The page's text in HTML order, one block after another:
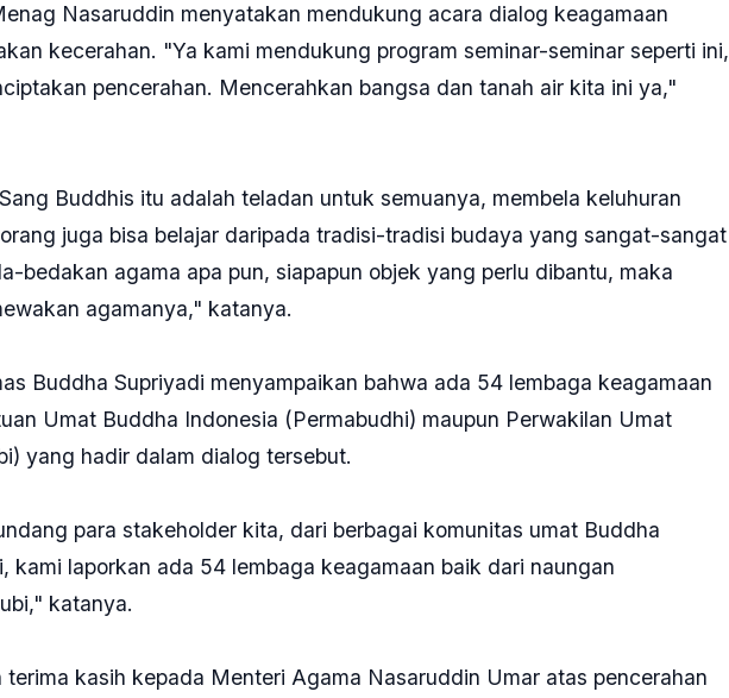
Nasaruddin menyatakan mendukung acara dialog keagamaan
kecerahan. "Ya kami mendukung program seminar-seminar seperti ini,
pencerahan. Mencerahkan bangsa dan tanah air kita ini ya,"
Buddhis itu adalah teladan untuk semuanya, membela keluhuran
juga bisa belajar daripada tradisi-tradisi budaya yang sangat-sangat
bedakan agama apa pun, siapapun objek yang perlu dibantu, maka
agamanya," katanya.
Buddha Supriyadi menyampaikan bahwa ada 54 lembaga keagamaan
Umat Buddha Indonesia (Permabudhi) maupun Perwakilan Umat
yang hadir dalam dialog tersebut.
para stakeholder kita, dari berbagai komunitas umat Buddha
kami laporkan ada 54 lembaga keagamaan baik dari naungan
katanya.
terima kasih kepada Menteri Agama Nasaruddin Umar atas pencerahan